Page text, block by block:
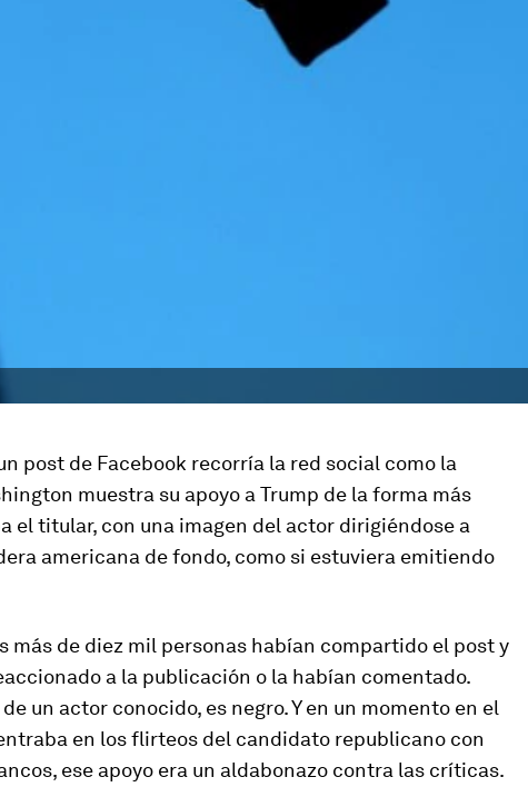
post de Facebook recorría la red social como la
muestra su apoyo a Trump de la forma más
el titular, con una imagen del actor dirigiéndose a
americana de fondo, como si estuviera emitiendo
más de diez mil personas habían compartido el post y
a la publicación o la habían comentado.
un actor conocido, es negro. Y en un momento en el
en los flirteos del candidato republicano con
ese apoyo era un aldabonazo contra las críticas.